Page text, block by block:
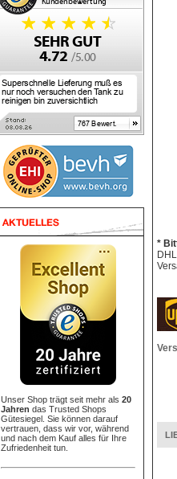
Unser Shop trägt seit mehr als 20
Jahren das Trusted Shops
Gütesiegel. Sie können darauf
vertrauen, dass wir vor, während
und nach dem Kauf alles für Ihre
Zufriedenheit tun.
*